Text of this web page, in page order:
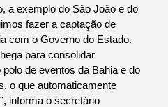
a exemplo do São João e do
fazer a captação de
com o Governo do Estado.
para consolidar
de eventos da Bahia e do
o que automaticamente
informa o secretário